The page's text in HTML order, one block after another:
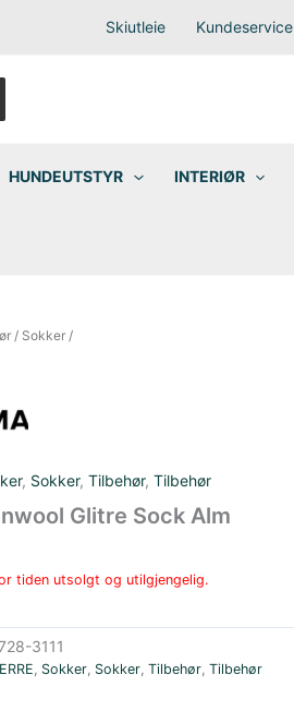
Skiutleie Kundeservice
HUNDEUTSTYR INTERIØR
/ Sokker/
, Sokker, Tilbehør, Tilbehør
Glitre Sock Alm
tiden utsolgt og utilgjengelig.
3111
, Sokker, Sokker, Tilbehør, Tilbehør